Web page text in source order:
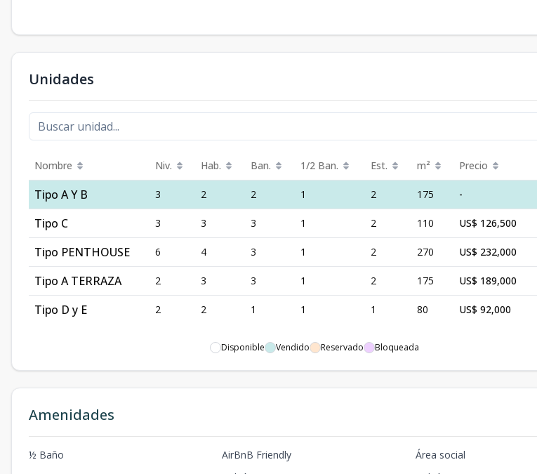
Unidades
Nombre Niv. Hab. Ban. 1/2 Ban. Est. m² Precio
Tipo A Y B 3 2 2 1 2 175 -
Tipo C 3 3 3 1 2 110 US$ 126,500
Tipo PENTHOUSE 6 4 3 1 2 270 US$ 232,000
Tipo A TERRAZA 2 3 3 1 2 175 US$ 189,000
Tipo D y E 2 2 1 1 1 80 US$ 92,000
Disponible Vendido Reservado Bloqueada
Amenidades
½ Baño AirBnB Friendly
Área social